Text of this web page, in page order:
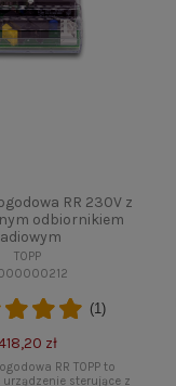
RR 230V z
odbiornikiem
TOPP
(1)
zł
RR TOPP to
sterujące z